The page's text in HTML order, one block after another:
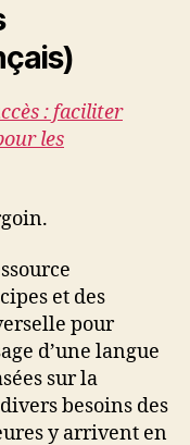
: faciliter
les
et des
pour
d’une langue
sur la
besoins des
y arrivent en